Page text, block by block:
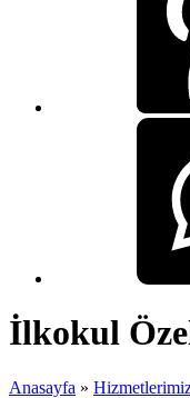
İlkokul
Anasayfa »